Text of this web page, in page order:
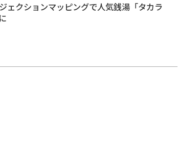
ェクションマッピングで人気銭湯「タカラ